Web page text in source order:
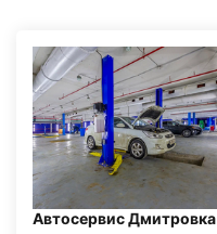
Автосервис Дмитровка